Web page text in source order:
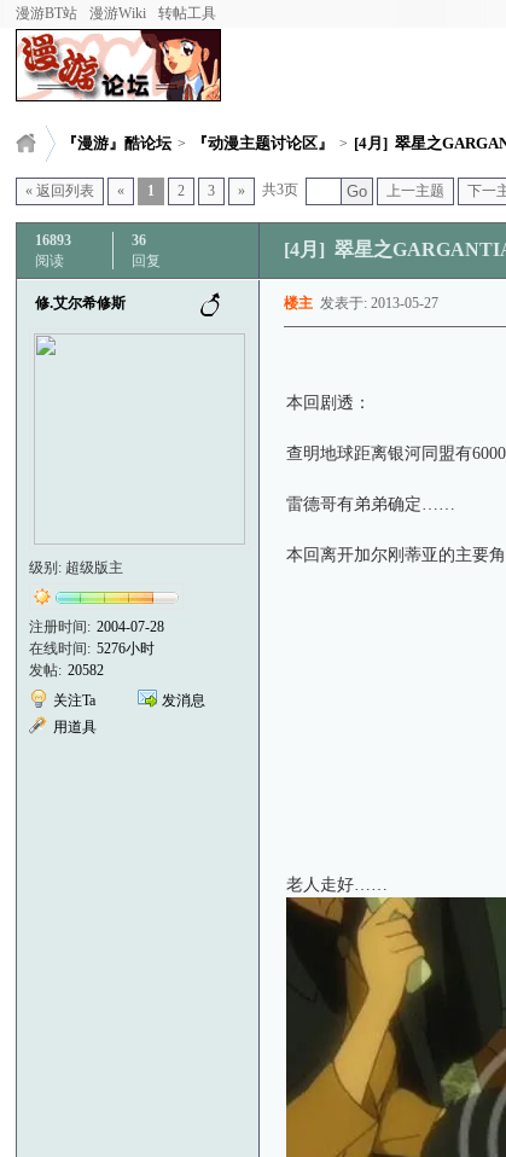
漫游BT站 漫游Wiki 转帖工具
『漫游』酷论坛 > 『动漫主题讨论区』 > [4月] 翠星之
« 返回列表 « 1 2 3 » 共3页 Go 上一主题 下一
16893
阅读
36
回复
[4月] 翠星之
修.艾尔希修斯
级别: 超级版主
注册时间: 2004-07-28
在线时间: 5276小时
发帖: 20582
关注Ta
发消息
用道具
楼主 发表于: 2013-05-27
本回剧透：
查明地球距离银河同盟有
雷德哥有弟弟确定……
本回离开加尔刚蒂亚的主要
老人走好……